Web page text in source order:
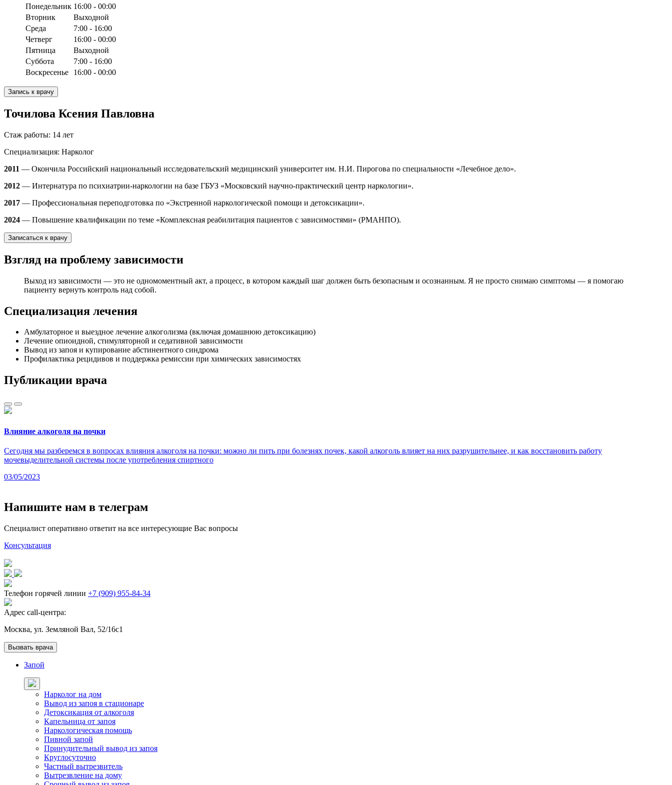
Понедельник 16:00 - 00:00
Вторник
Выходной
Среда
7:00 - 16:00
Четверг
16:00 - 00:00
Пятница
Выходной
Суббота
7:00 - 16:00
Воскресенье
16:00 - 00:00
Запись к врачу
Точилова Ксения Павловна
Стаж работы: 14 лет
Специализация: Нарколог
2011 — Окончила Российский национальный исследовательский медицинский университет им. Н.И. Пирогова по специальности «Лечебное дело».
2012 — Интернатура по психиатрии-наркологии на базе ГБУЗ «Московский научно-практический центр наркологии».
2017 — Профессиональная переподготовка по «Экстренной наркологической помощи и детоксикации».
2024 — Повышение квалификации по теме «Комплексная реабилитация пациентов с зависимостями» (РМАНПО).
Записаться к врачу
Взгляд на проблему зависимости
Выход из зависимости — это не одномоментный акт, а процесс, в котором каждый шаг должен быть безопасным и осознанным. Я не просто снимаю симптомы — я помогаю
пациенту вернуть контроль над собой.
Специализация лечения
Амбулаторное и выездное лечение алкоголизма (включая домашнюю детоксикацию)
Лечение опиоидной, стимуляторной и седативной зависимости
Вывод из запоя и купирование абстинентного синдрома
Профилактика рецидивов и поддержка ремиссии при химических зависимостях
Публикации врача
Влияние алкоголя на почки
Сегодня мы разберемся в вопросах влияния алкоголя на почки: можно ли пить при болезнях почек, какой алкоголь влияет на них разрушительнее, и как восстановить работу
мочевыделительной системы после употребления спиртного
03/05/2023
Напишите нам в телеграм
Специалист оперативно ответит на все интересующие Вас вопросы
Консультация
Телефон горячей линии +7 (909) 955-84-34
Адрес call-центра:
Москва, ул. Земляной Вал, 52/16с1
Вызвать врача
Запой
Нарколог на дом
Вывод из запоя в стационаре
Детоксикация от алкоголя
Капельница от запоя
Наркологическая помощь
Пивной запой
Принудительный вывод из запоя
Круглосуточно
Частный вытрезвитель
Вытрезвление на дому